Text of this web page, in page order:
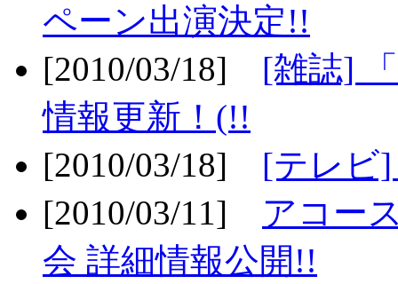
ペーン出演決定!!
[2010/03/18] [雑誌]
情報更新！(!!
[2010/03/18] [テレビ
[2010/03/11] アコー
会 詳細情報公開!!